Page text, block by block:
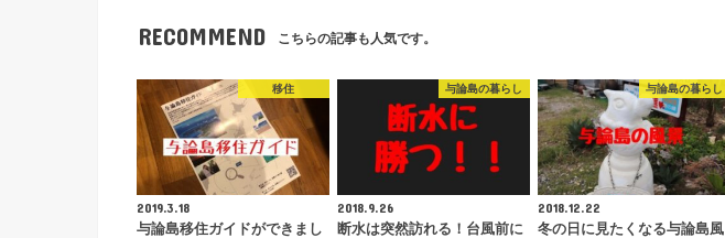
RECOMMEND こちらの記事も人気です。
移住
2019.3.18
与論島移住ガイドができまし
与論島の暮らし
2018.9.26
断水は突然訪れる！台風前に
与論島の暮らし
2018.12.22
冬の日に見たくなる与論島風